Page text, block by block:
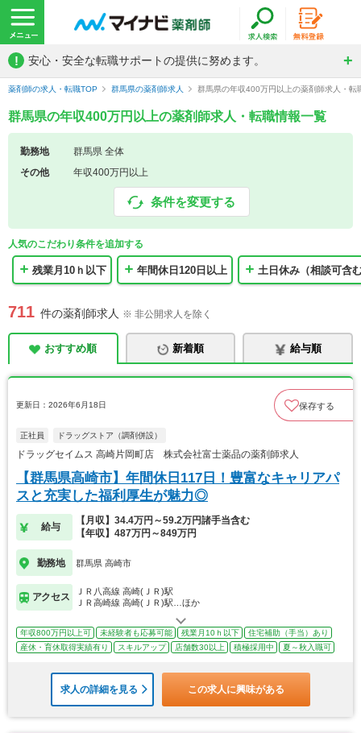
! 安心・安全な転職サポートの提供に努めます。
薬剤師の求人・転職TOP 群馬県の薬剤師求人 群馬県の年収400万円以上の薬剤師求人・転
群馬県の年収400万円以上の薬剤師求人・転職情報一覧
勤務地
群馬県 全体
その他
年収400万円以上
条件を変更する
人気のこだわり条件を追加する
残業月10ｈ以下 年間休日120日以上 土日休み（相談可含
711 件の薬剤師求人 ※ 非公開求人を除く
おすすめ順 新着順 給与順
更新日：2026年6月18日 保存する
正社員 ドラッグストア（調剤併設）
ドラッグセイムス 高崎片岡町店 株式会社富士薬品の薬剤師求人
【群馬県高崎市】年間休日117日！豊富なキャリアパ
スと充実した福利厚生が魅力◎
給与
【月収】34.4万円～59.2万円諸手当含む
【年収】487万円～849万円
勤務地 群馬県 高崎市
アクセス
ＪＲ八高線 高崎(ＪＲ)駅
ＪＲ高崎線 高崎(ＪＲ)駅…ほか
年収800万円以上可 未経験者も応募可能 残業月10ｈ以下
住宅補助（手当）あり
産休・育休取得実績有り
スキルアップ 店舗数30以上 積極採用中 夏～秋入職可
求人の詳細を見る この求人に興味がある